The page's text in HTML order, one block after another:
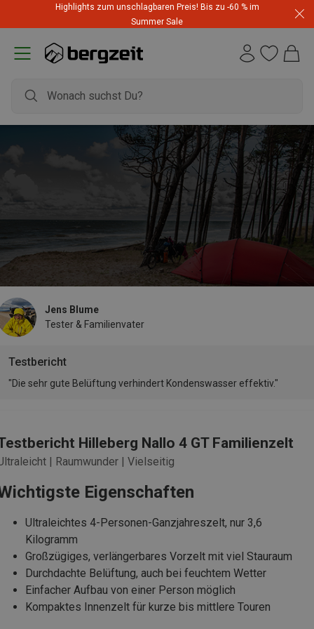
Highlights zum unschlagbaren Preis! Bis zu -60 % im
Summer Sale
Testbericht
Jens Blume
Tester & Familienvater
"Die sehr gute Belüftung verhindert Kondenswasser effektiv."
Hilleberg Nallo 4 GT Familienzelt
| Raumwunder | Vielseitig
Eigenschaften
Ultraleichtes 4-Personen-Ganzjahreszelt, nur 3,6
Kilogramm
Großzügiges, verlängerbares Vorzelt mit viel Stauraum
Durchdachte Belüftung, auch bei feuchtem Wetter
Einfacher Aufbau von einer Person möglich
Kompaktes Innenzelt für kurze bis mittlere Touren